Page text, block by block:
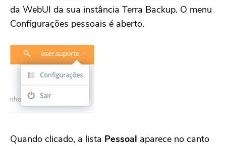
da WebUI da sua instância Terra Backup. O menu
Configurações pessoais é aberto.
Quando clicado, a lista Pessoal aparece no canto